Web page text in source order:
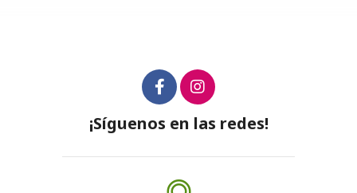
¡Síguenos en las redes!